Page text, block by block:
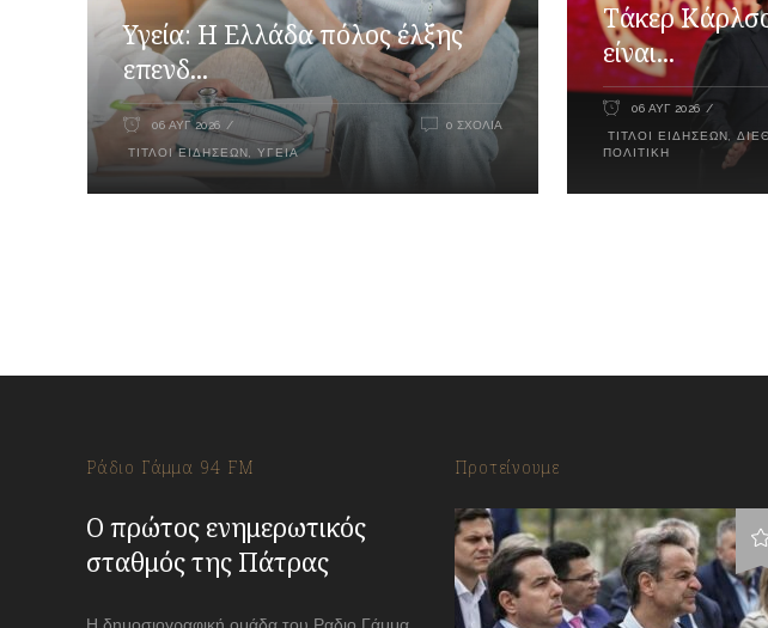
Υγεία: Η Ελλάδα πόλος έλξης
επενδ...
06 ΑΥΓ 2026
ΤΊΤΛΟΙ ΕΙΔΉΣΕΩΝ ΥΓΕΊΑ
0 ΣΧΌΛΙΑ
Τάκερ
είναι...
06 ΑΥΓ 2026
ΤΊΤΛΟΙ ΕΙΔΉΣΕΩΝ
ΠΟΛΙΤΙΚΉ
Ράδιο Γάμμα 94 FM
Ο πρώτος ενημερωτικός
σταθμός της Πάτρας
Προτείνουμε